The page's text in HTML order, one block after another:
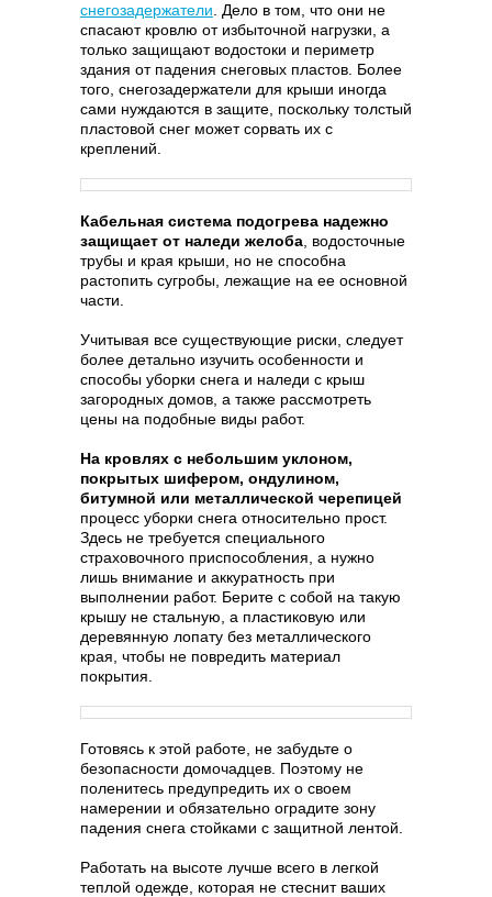
снегозадержатели . Дело в том, что они не
спасают кровлю от избыточной нагрузки, а
только защищают водостоки и периметр
здания от падения снеговых пластов. Более
того, снегозадержатели для крыши иногда
сами нуждаются в защите, поскольку толстый
пластовой снег может сорвать их с
креплений.
Кабельная система подогрева надежно
защищает от наледи желоба , водосточные
трубы и края крыши, но не способна
растопить сугробы, лежащие на ее основной
части.
Учитывая все существующие риски, следует
более детально изучить особенности и
способы уборки снега и наледи с крыш
загородных домов, а также рассмотреть
цены на подобные виды работ.
На кровлях с небольшим уклоном,
покрытых шифером, ондулином,
битумной или металлической черепицей
процесс уборки снега относительно прост.
Здесь не требуется специального
страховочного приспособления, а нужно
лишь внимание и аккуратность при
выполнении работ. Берите с собой на такую
крышу не стальную, а пластиковую или
деревянную лопату без металлического
края, чтобы не повредить материал
покрытия.
Готовясь к этой работе, не забудьте о
безопасности домочадцев. Поэтому не
поленитесь предупредить их о своем
намерении и обязательно оградите зону
падения снега стойками с защитной лентой.
Работать на высоте лучше всего в легкой
теплой одежде, которая не стеснит ваших